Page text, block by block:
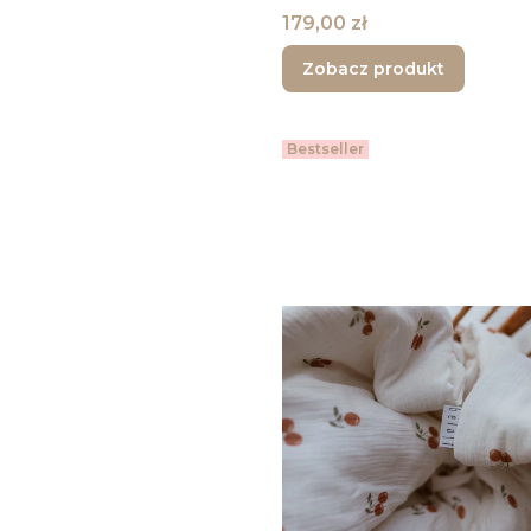
Cena
179,00 zł
Zobacz produkt
Bestseller